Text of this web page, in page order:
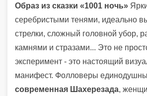
Образ из сказки «1001 ночь»
серебристыми тенями, идеально
стрелки, сложный головной убор,
камнями и стразами... Это не
эксперимент - это настоящий
манифест. Фолловеры
современная Шахерезада,